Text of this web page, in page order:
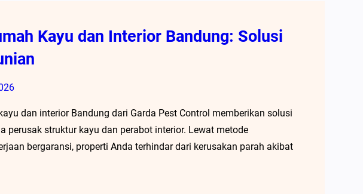
Kayu dan Interior Bandung: Solusi
dan interior Bandung dari Garda Pest Control memberikan solusi
perusak struktur kayu dan perabot interior. Lewat metode
bergaransi, properti Anda terhindar dari kerusakan parah akibat